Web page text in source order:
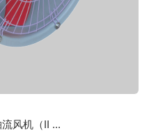
风机（II ...